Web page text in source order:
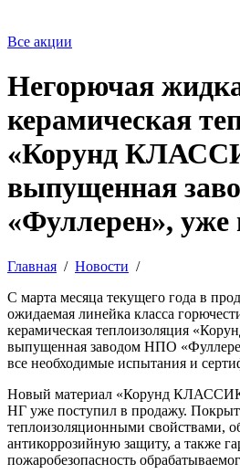
Все акции
Негорючая
керамическая
«Корунд
выпущенная
«Фуллерен», уже
Главная / Новости /
С марта месяца текущего года в
ожидаемая линейка класса
керамическая теплоизоляция
выпущенная заводом НПО
все необходимые испытания и
Новый материал «Корунд КЛАССИК
НГ уже поступил в продажу.
теплоизоляционными свойствами,
антикоррозийную защиту, а также
пожаробезопасность